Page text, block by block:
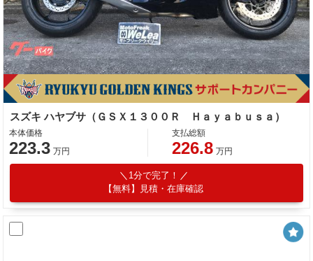
スズキ ハヤブサ（ＧＳＸ１３００Ｒ Ｈａｙａｂｕｓａ）
本体価格
223.3 万円
支払総額
226.8 万円
1分で完了！
【無料】見積・在庫確認